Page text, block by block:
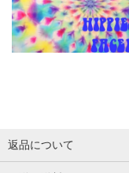
返品について